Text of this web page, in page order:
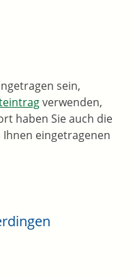
sein,
verwenden,
haben Sie auch die
eingetragenen